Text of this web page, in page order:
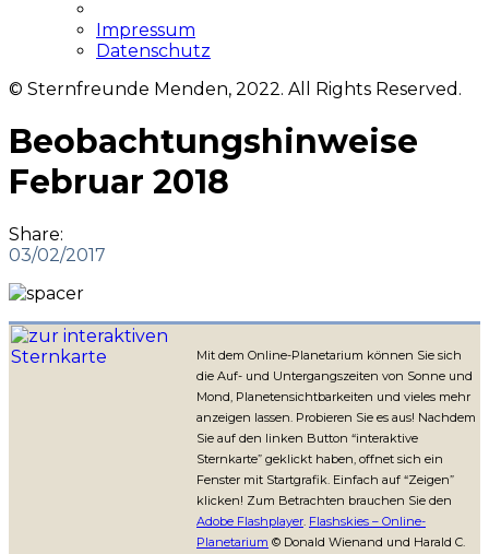
Impressum
Datenschutz
© Sternfreunde Menden, 2022. All Rights Reserved.
Beobachtungshinweise
Februar 2018
Share:
03/02/2017
Mit dem Online-Planetarium können Sie sich
die Auf- und Untergangszeiten von Sonne und
Mond, Planetensichtbarkeiten und vieles mehr
anzeigen lassen. Probieren Sie es aus! Nachdem
Sie auf den linken Button “interaktive
Sternkarte” geklickt haben, offnet sich ein
Fenster mit Startgrafik. Einfach auf “Zeigen”
klicken! Zum Betrachten brauchen Sie den
Adobe Flashplayer. Flashskies – Online-
Planetarium © Donald Wienand und Harald C.